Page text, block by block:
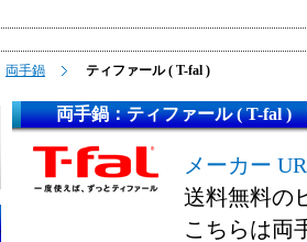
両手鍋 ティファール ( T-fal )
両手鍋：ティファール ( T-fal )
メーカー
送料無料の
こちらは両